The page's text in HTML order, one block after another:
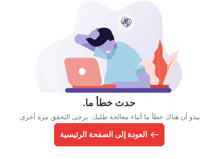
حدث خطأ ما.
يبدو أن هناك خطأ ما أثناء معالجة طلبك. يرجى التحقق مرة أخرى.
العودة إلى الصفحة الرئيسية